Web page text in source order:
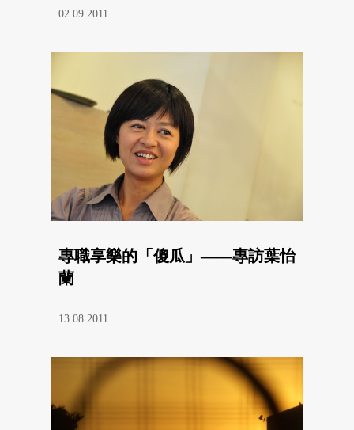
02.09.2011
專職享樂的「傻瓜」——專訪葉怡
蘭
13.08.2011